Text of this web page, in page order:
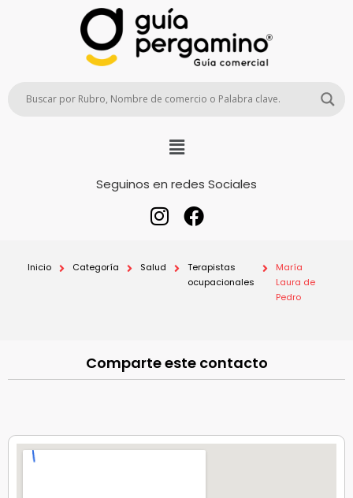
Seguinos en redes Sociales
Inicio Categoría Salud
Terapistas
ocupacionales
María
Laura de
Pedro
Comparte este contacto